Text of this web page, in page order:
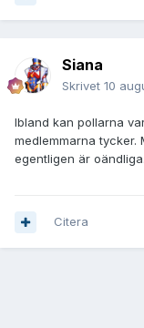
Siana
Skrivet 10
Ibland kan pollarna
medlemmarna tycker.
egentligen är
Citera